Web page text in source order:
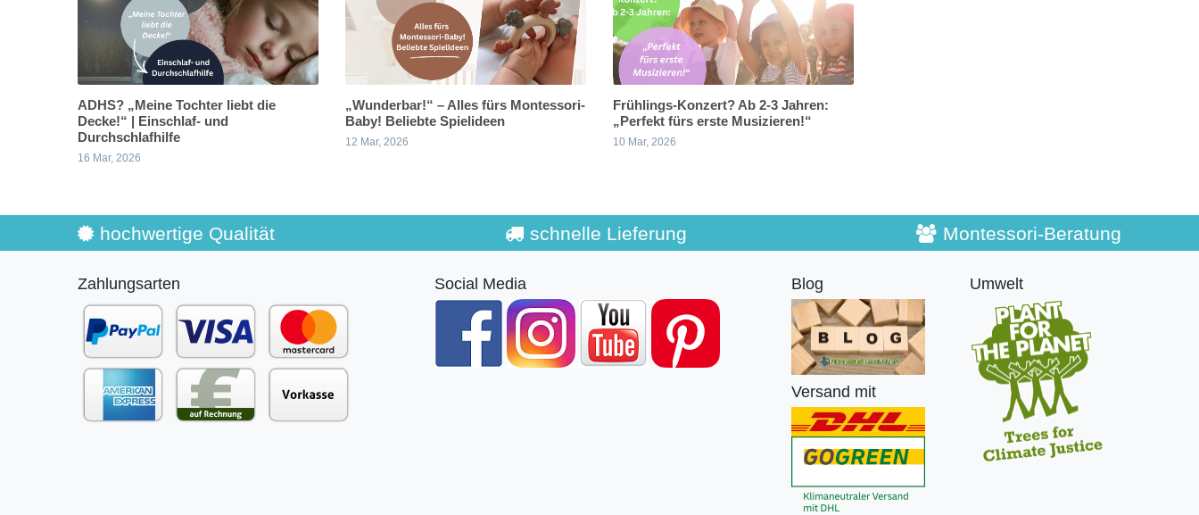
ADHS? „Meine Tochter liebt die
Decke!“ | Einschlaf- und
Durchschlafhilfe
16 Mar, 2026
„Wunderbar!“ – Alles fürs Montessori-
Baby! Beliebte Spielideen
12 Mar, 2026
Frühlings-Konzert? Ab 2-3 Jahren:
„Perfekt fürs erste Musizieren!“
10 Mar, 2026
hochwertige Qualität schnelle Lieferung Montessori-Beratung
Zahlungsarten Social Media Blog
Versand mit
Umwelt